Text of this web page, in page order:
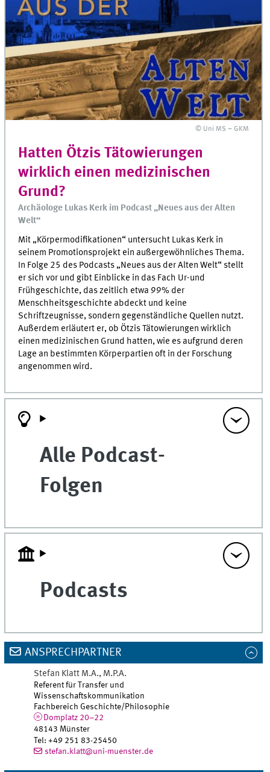
© Uni MS – GKM
Hatten Ötzis Tätowierungen
wirklich einen medizinischen
Grund?
Archäologe Lukas Kerk im Podcast „Neues aus der Alten
Welt“
Mit „Körpermodifikationen“ untersucht Lukas Kerk in
seinem Promotionsprojekt ein außergewöhnliches Thema.
In Folge 25 des Podcasts „Neues aus der Alten Welt“ stellt
er sich vor und gibt Einblicke in das Fach Ur-und
Frühgeschichte, das zeitlich etwa 99% der
Menschheitsgeschichte abdeckt und keine
Schriftzeugnisse, sondern gegenständliche Quellen nutzt.
Außerdem erläutert er, ob Ötzis Tätowierungen wirklich
einen medizinischen Grund hatten, wie es aufgrund deren
Lage an bestimmten Körperpartien oft in der Forschung
angenommen wird.
Alle Podcast-
Folgen
Podcasts
ANSPRECHPARTNER
Stefan Klatt M.A., M.P.A.
Referent für Transfer und
Wissenschaftskommunikation
Fachbereich Geschichte/Philosophie
Domplatz 20–22
48143 Münster
Tel:+49 251 83-25450
stefan.klatt@uni-muenster.de